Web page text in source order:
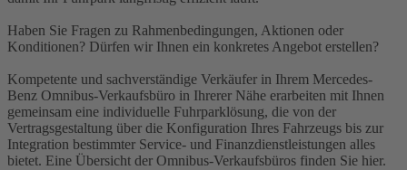
Haben Sie Fragen zu Rahmenbedingungen, Aktionen oder
Konditionen? Dürfen wir Ihnen ein konkretes Angebot erstellen?
Kompetente und sachverständige Verkäufer in Ihrem Mercedes-
Benz Omnibus-Verkaufsbüro in Ihrerer Nähe erarbeiten mit Ihnen
gemeinsam eine individuelle Fuhrparklösung, die von der
Vertragsgestaltung über die Konfiguration Ihres Fahrzeugs bis zur
Integration bestimmter Service- und Finanzdienstleistungen alles
bietet. Eine Übersicht der Omnibus-Verkaufsbüros finden Sie hier.